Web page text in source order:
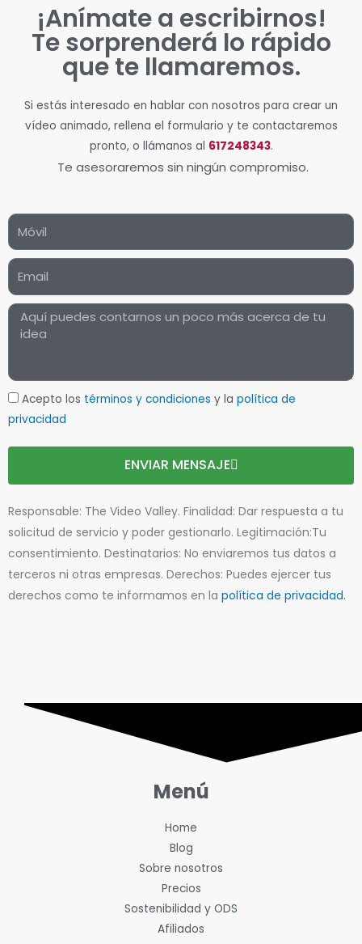
¡Anímate a escribirnos!
Te sorprenderá lo rápido
que te llamaremos.
Si estás interesado en hablar con nosotros para crear un
vídeo animado, rellena el formulario y te contactaremos
pronto, o llámanos al 617248343.
Te asesoraremos sin ningún compromiso.
Acepto los términos y condiciones y la política de
privacidad
ENVIAR MENSAJE
Responsable: The Video Valley. Finalidad: Dar respuesta a tu
solicitud de servicio y poder gestionarlo. Legitimación:Tu
consentimiento. Destinatarios: No enviaremos tus datos a
terceros ni otras empresas. Derechos: Puedes ejercer tus
derechos como te informamos en la política de privacidad.
Menú
Home
Blog
Sobre nosotros
Precios
Sostenibilidad y ODS
Afiliados